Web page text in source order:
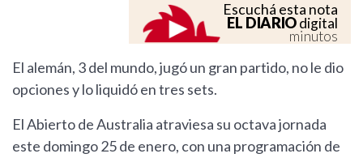
Escuchá esta nota
EL DIARIOdigital
minutos
El alemán, 3 del mundo, jugó un gran partido, no le dio
opciones y lo liquidó en tres sets.
El Abierto de Australia atraviesa su octava jornada
este domingo 25 de enero, con una programación de